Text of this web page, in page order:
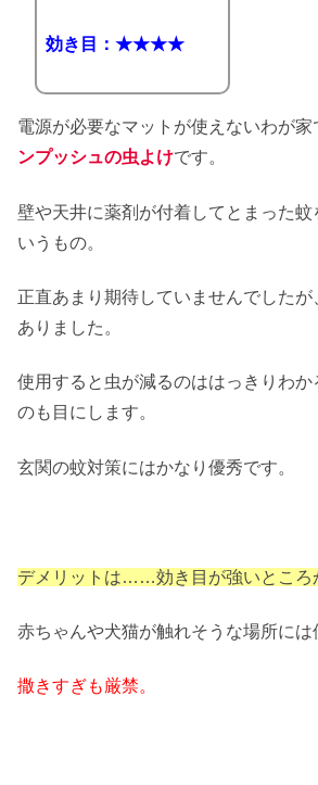
効き目：★★★★
電源が必要なマットが使えないわが
ンプッシュの虫よけです。
壁や天井に薬剤が付着してとまった蚊
いうもの。
正直あまり期待していませんでした
ありました。
使用すると虫が減るのははっきりわか
のも目にします。
玄関の蚊対策にはかなり優秀です。
デメリットは……効き目が強いところ
赤ちゃんや犬猫が触れそうな場所には
撒きすぎも厳禁。